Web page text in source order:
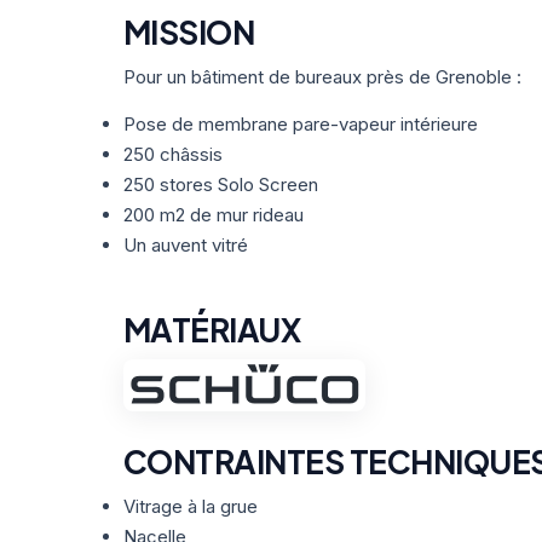
MISSION
Pour un bâtiment de bureaux près de Grenoble :
Pose de membrane pare-vapeur intérieure
250 châssis
250 stores Solo Screen
200 m2 de mur rideau
Un auvent vitré
MATÉRIAUX
CONTRAINTES
Vitrage à la grue
Nacelle